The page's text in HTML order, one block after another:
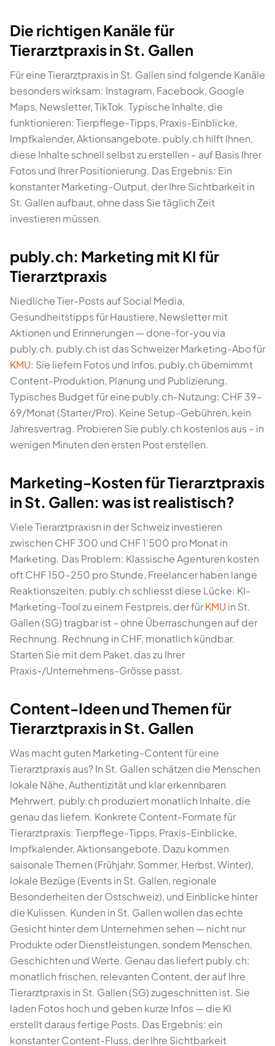
Die richtigen Kanäle für
Tierarztpraxis in St. Gallen
Für eine Tierarztpraxis in St. Gallen sind folgende Kanäle
besonders wirksam: Instagram, Facebook, Google
Maps, Newsletter, TikTok. Typische Inhalte, die
funktionieren: Tierpflege-Tipps, Praxis-Einblicke,
Impfkalender, Aktionsangebote. publy.ch hilft Ihnen,
diese Inhalte schnell selbst zu erstellen – auf Basis Ihrer
Fotos und Ihrer Positionierung. Das Ergebnis: Ein
konstanter Marketing-Output, der Ihre Sichtbarkeit in
St. Gallen aufbaut, ohne dass Sie täglich Zeit
investieren müssen.
publy.ch: Marketing mit KI für
Tierarztpraxis
Niedliche Tier-Posts auf Social Media,
Gesundheitstipps für Haustiere, Newsletter mit
Aktionen und Erinnerungen — done-for-you via
publy.ch. publy.ch ist das Schweizer Marketing-Abo für
KMU: Sie liefern Fotos und Infos, publy.ch übernimmt
Content-Produktion, Planung und Publizierung.
Typisches Budget für eine publy.ch-Nutzung: CHF 39–
69/Monat (Starter/Pro). Keine Setup-Gebühren, kein
Jahresvertrag. Probieren Sie publy.ch kostenlos aus – in
wenigen Minuten den ersten Post erstellen.
Marketing-Kosten für Tierarztpraxis
in St. Gallen: was ist realistisch?
Viele Tierarztpraxisn in der Schweiz investieren
zwischen CHF 300 und CHF 1'500 pro Monat in
Marketing. Das Problem: Klassische Agenturen kosten
oft CHF 150–250 pro Stunde, Freelancer haben lange
Reaktionszeiten. publy.ch schliesst diese Lücke: KI-
Marketing-Tool zu einem Festpreis, der fürKMU in St.
Gallen (SG) tragbar ist – ohne Überraschungen auf der
Rechnung. Rechnung in CHF, monatlich kündbar.
Starten Sie mit dem Paket, das zu Ihrer
Praxis-/Unternehmens-Grösse passt.
Content-Ideen und Themen für
Tierarztpraxis in St. Gallen
Was macht guten Marketing-Content für eine
Tierarztpraxis aus? In St. Gallen schätzen die Menschen
lokale Nähe, Authentizität und klar erkennbaren
Mehrwert. publy.ch produziert monatlich Inhalte, die
genau das liefern. Konkrete Content-Formate für
Tierarztpraxis: Tierpflege-Tipps, Praxis-Einblicke,
Impfkalender, Aktionsangebote. Dazu kommen
saisonale Themen (Frühjahr, Sommer, Herbst, Winter),
lokale Bezüge (Events in St. Gallen, regionale
Besonderheiten der Ostschweiz), und Einblicke hinter
die Kulissen. Kunden in St. Gallen wollen das echte
Gesicht hinter dem Unternehmen sehen — nicht nur
Produkte oder Dienstleistungen, sondern Menschen,
Geschichten und Werte. Genau das liefert publy.ch:
monatlich frischen, relevanten Content, der auf Ihre
Tierarztpraxis in St. Gallen (SG) zugeschnitten ist. Sie
laden Fotos hoch und geben kurze Infos — die KI
erstellt daraus fertige Posts. Das Ergebnis: ein
konstanter Content-Fluss, der Ihre Sichtbarkeit